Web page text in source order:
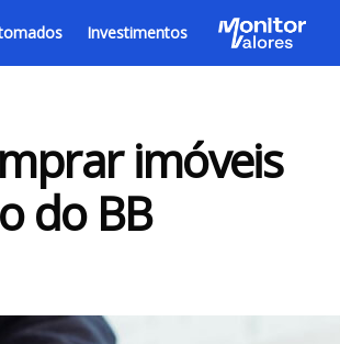
Investimentos
imóveis
do BB